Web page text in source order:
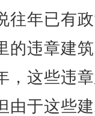
往年已有
的违章建
，这些违
由于这些